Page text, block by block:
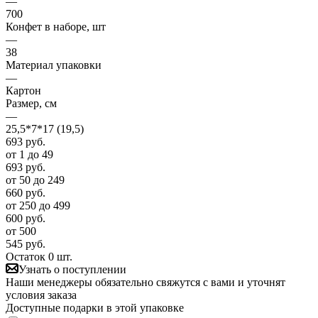
700
Конфет в наборе, шт
—
38
Материал упаковки
—
Картон
Размер, см
—
25,5*7*17 (19,5)
693 руб.
от 1 до 49
693 руб.
от 50 до 249
660 руб.
от 250 до 499
600 руб.
от 500
545 руб.
Остаток 0 шт.
Узнать о поступлении
Наши менеджеры обязательно свяжутся с вами и уточнят
условия заказа
Доступные подарки в этой упаковке